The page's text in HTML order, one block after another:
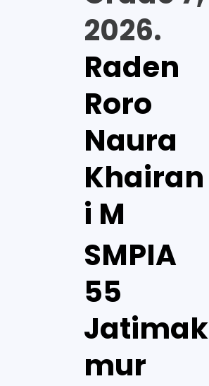
2026.
Raden
Roro
Naura
Khairan
i M
SMPIA
55
Jatimak
mur